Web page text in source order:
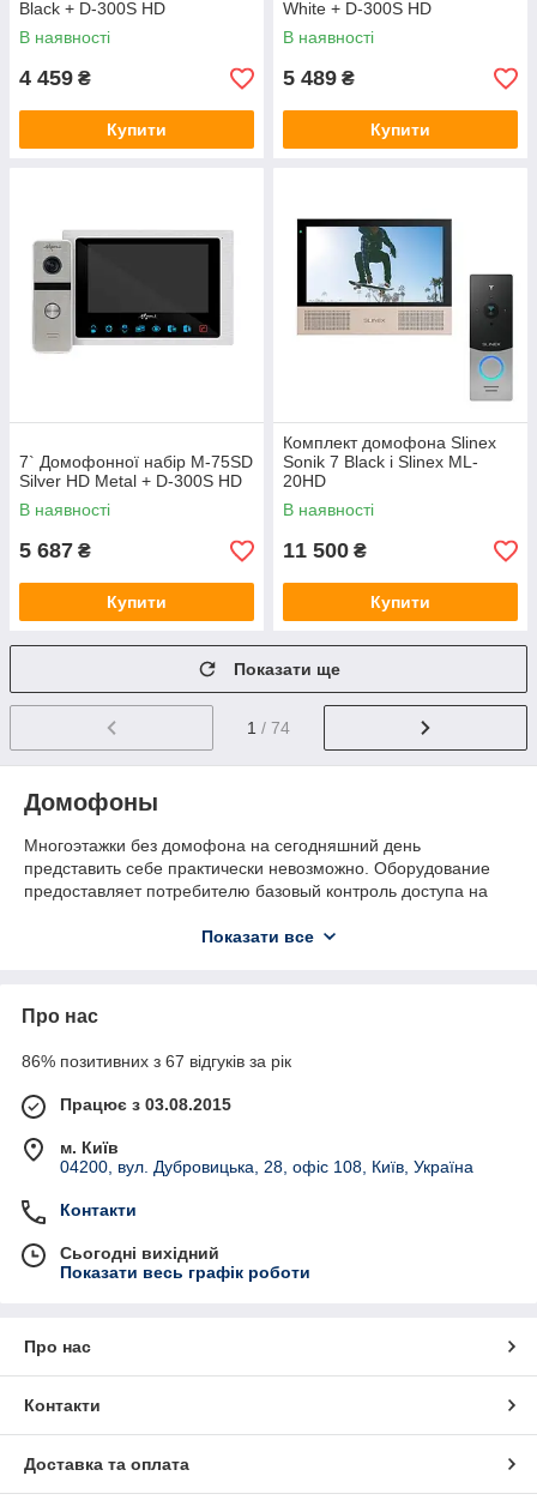
Black + D-300S HD
В наявності
4 459 ₴
Купити
White + D-300S HD
В наявності
5 489 ₴
Купити
7` Домофонної набір M-75SD
Silver HD Metal + D-300S HD
В наявності
5 687 ₴
Купити
Комплект домофона Slinex
Sonik 7 Black і Slinex ML-
20HD
В наявності
11 500 ₴
Купити
Показати ще
1 / 74
Домофоны
Многоэтажки без домофона на сегодняшний день
представить себе практически невозможно. Оборудование
предоставляет потребителю базовый контроль доступа на
впускать желанных гостей, не покидая пределов собственной
владельцев.
аудиодомофоны не только в многоэтажках, системы можно
· частных домах и загородных коттеджах;
· офисах и административных зданиях;
· на территории предприятий промышленного
назначения.
возможность выбрать оптимально подходящее
оборудование среди широкого ассортимента
Домофоны различного предназначения
и их составляющие
может входить два или более двух модулей, которые
соединены между собой:
Показати все
Про нас
86% позитивних з 67 відгуків за рік
Працює з 03.08.2015
м. Київ
04200, вул. Дубровицька, 28, офіс 108, Київ, Україна
Контакти
Сьогодні вихідний
Показати весь графік роботи
Про нас
Контакти
Доставка та оплата